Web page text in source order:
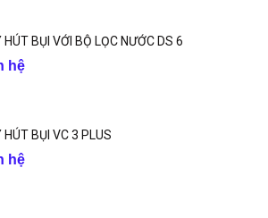
HÚT BỤI VỚI BỘ LỌC NƯỚC DS 6
hệ
HÚT BỤI VC 3 PLUS
hệ